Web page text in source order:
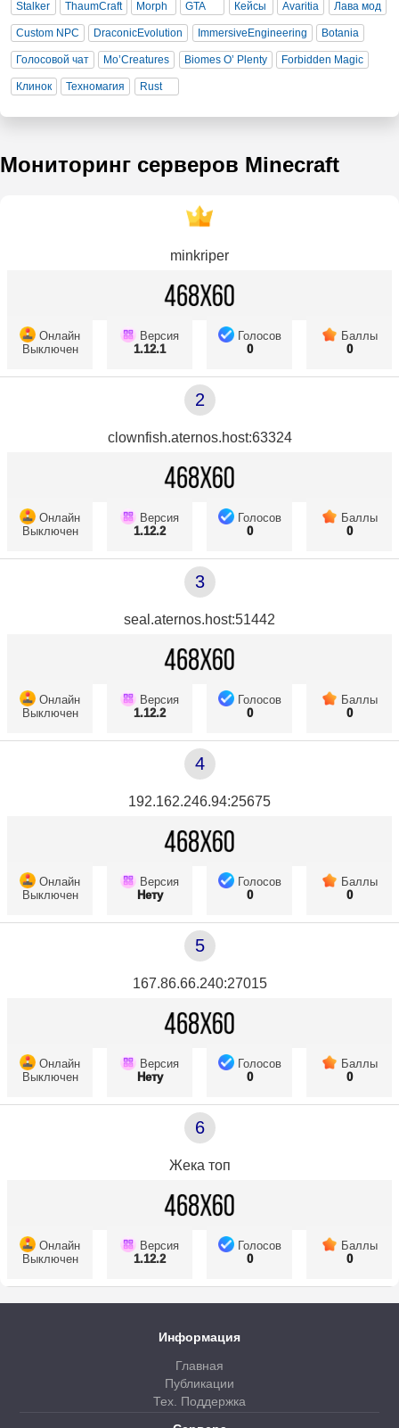
Stalker ThaumCraft Morph GTA Кейсы Avaritia Лава мод
Custom NPC DraconicEvolution ImmersiveEngineering Botania
Голосовой чат Mo’Creatures Biomes O’ Plenty Forbidden Magic
Клинок Техномагия Rust
Мониторинг серверов Minecraft
minkriper
Онлайн
Выключен
Версия
1.12.1
Голосов
0
Баллы
0
2
clownfish.aternos.host:63324
Онлайн
Выключен
Версия
1.12.2
Голосов
0
Баллы
0
3
seal.aternos.host:51442
Онлайн
Выключен
Версия
1.12.2
Голосов
0
Баллы
0
4
192.162.246.94:25675
Онлайн
Выключен
Версия
Нету
Голосов
0
Баллы
0
5
167.86.66.240:27015
Онлайн
Выключен
Версия
Нету
Голосов
0
Баллы
0
6
Жека топ
Онлайн
Выключен
Версия
1.12.2
Голосов
0
Баллы
0
Информация
Главная
Публикации
Тех. Поддержка